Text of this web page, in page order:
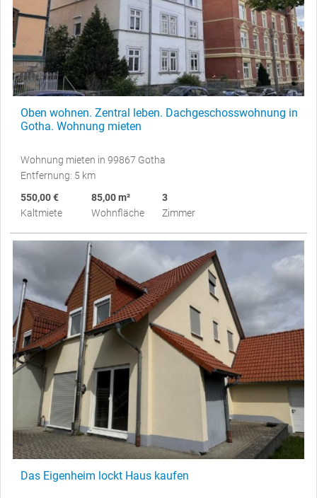
Oben wohnen. Zentral leben. Dachgeschosswohnung in
Gotha. Wohnung mieten
Wohnung mieten in 99867 Gotha
Entfernung: 5 km
550,00 €
Kaltmiete
85,00 m²
Wohnfläche
3
Zimmer
Das Eigenheim lockt Haus kaufen